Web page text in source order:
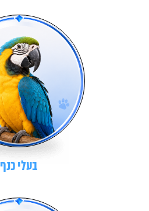
בעלי כנף